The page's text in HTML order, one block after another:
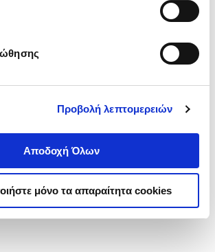
Προβολή λεπτομερειών
Αποδοχή Όλων
μόνο τα απαραίτητα cookies